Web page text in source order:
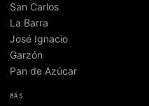
San Carlos
La Barra
José Ignacio
Garzón
Pan de Azúcar
MÁS